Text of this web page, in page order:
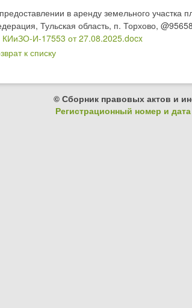
в аренду земельного участка
Тульская область, п. Торхово,
КИиЗО-И-17553 от 27.08.2025.docx
к списку
© Сборник правовых актов и
Регистрационный номер и